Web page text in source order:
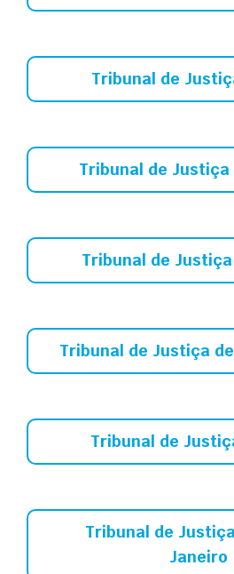
Tribunal de
Tribunal de Justiça
Tribunal de
Tribunal de Justiça
Tribunal de
Tribunal de
Janeiro